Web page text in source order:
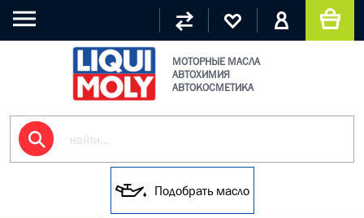
МОТОРНЫЕ МАСЛА
АВТОХИМИЯ
АВТОКОСМЕТИКА
Подобрать масло